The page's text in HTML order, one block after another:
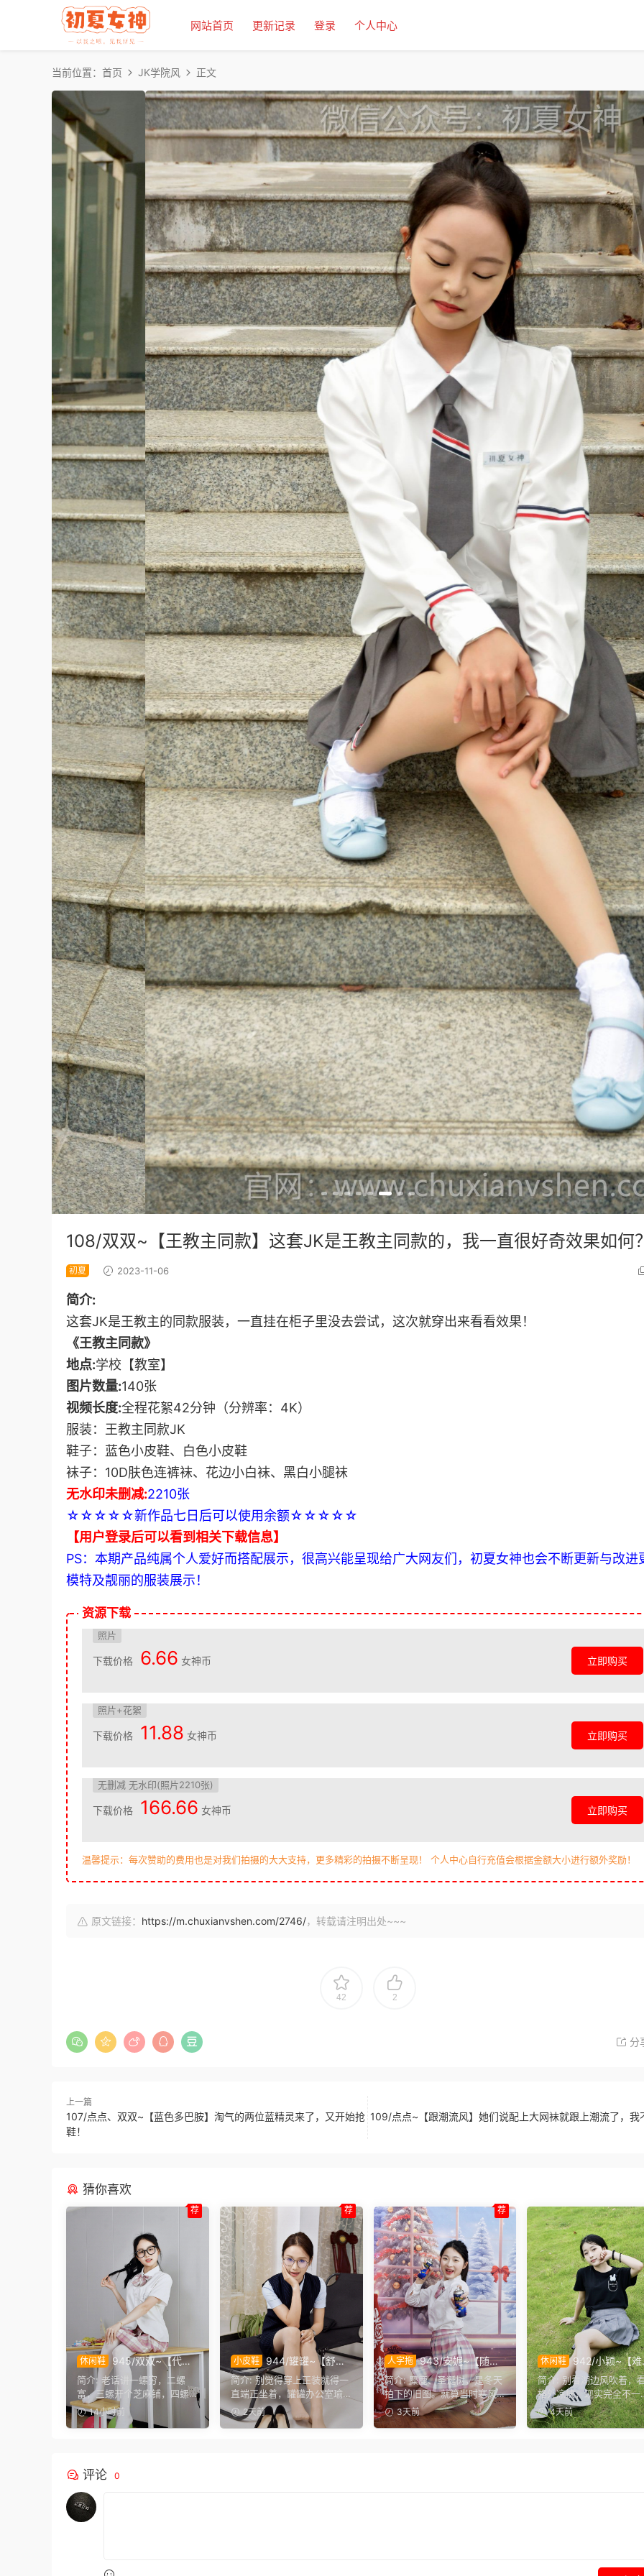
网站首页 更新记录 登录 个人中心
当前位置： 首页 JK学院风 正文
108/双双~【王教主同款】这套JK是王教主同款的，我一直很好奇效果如何
初夏 2023-11-06
简介:
这套JK是王教主的同款服装，一直挂在柜子里没去尝试，这次就穿出来看看效果！
《王教主同款》
地点:学校【教室】
图片数量:140张
视频长度:全程花絮42分钟（分辨率：4K）
服装：王教主同款JK
鞋子：蓝色小皮鞋、白色小皮鞋
袜子：10D肤色连裤袜、花边小白袜、黑白小腿袜
无水印未删减:2210张
☆☆☆☆☆新作品七日后可以使用余额☆☆☆☆☆
【用户登录后可以看到相关下载信息】
PS：本期产品纯属个人爱好而搭配展示，很高兴能呈现给广大网友们，初夏女神也会不断更新与改进
模特及靓丽的服装展示！
资源下载
照片
下载价格 6.66 女神币 立即购买
照片+花絮
下载价格 11.88 女神币 立即购买
无删减 无水印(照片2210张)
下载价格 166.66 女神币 立即购买
温馨提示：每次赞助的费用也是对我们拍摄的大大支持，更多精彩的拍摄不断呈现！ 个人中心自行充值会根据金额大小进行额外奖励！
原文链接： https://m.chuxianvshen.com/2746/，转载请注明出处~~~
42 2
分
上一篇
107/点点、双双~【蓝色多巴胺】淘气的两位蓝精灵来了，又开始抢
鞋！
109/点点~【跟潮流风】她们说配上大网袜就跟上潮流了，我
猜你喜欢
休闲鞋
945/双双~【代代
相传】提起手指螺纹的老
话，不少人小时候都听过，
大家还能回忆起几句？
简介: 老话讲一螺穷，二螺
富，三螺开个芝麻铺，四螺
叮叮动，五螺挑屎桶。和双
双聊...
14小时前
荐
小皮鞋 944/罐罐~【舒缓
筋骨】谁说正装不方便舒展
肢体，干练得体的职场装
束，练瑜伽完全不受影响。
简介: 别觉得穿上正装就得一
直端正坐着，罐罐办公室瑜
伽实拍来啦。就算一身正
装，...
2天前
荐
人字拖 943/安妮~【随性
悦己】不必被季节左右穿
搭，喜欢没有时间界限，无
论什么时候，都可以穿上小
裙子
简介: 麋鹿、圣诞树，是冬天
拍下的旧图。就算当时寒风
阵阵，也少不了学院风百褶
裙...
3天前
荐
休闲鞋
942/小颖~【难
招架】 微风根本解不了
热，没待一会儿就已经
浃背。
简介: 别看湖边风吹着，
格外凉快，现实完全不一
样！三伏天威力真不是开
笑，...
4天前
评论 0